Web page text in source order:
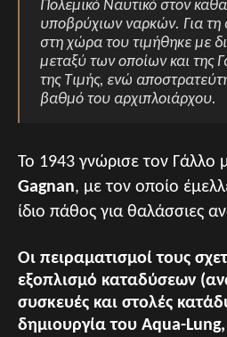
Πολεμικό Ναυτικό στον
υποβρύχιων ναρκών. Για
στη χώρα του τιμήθηκε με
μεταξύ των οποίων και της
της Τιμής, ενώ
βαθμό του αρχιπλοιάρχου.
Το 1943 γνώρισε τον Γάλλο
Gagnan, με τον οποίο
ίδιο πάθος για θαλάσσιες
Οι πειραματισμοί τους
εξοπλισμό καταδύσεων
συσκευές και στολές
δημιουργία του Aqua-